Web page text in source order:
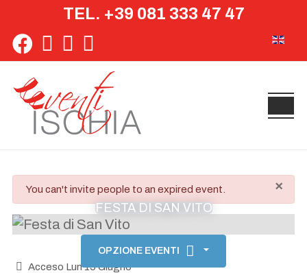
TEL. +39 081 333 47 47
×
danger
You can't invite people to an expired event.
FESTA DI SAN VITO
OPZIONE EVENTI
Acceso Lun 15 Giugno